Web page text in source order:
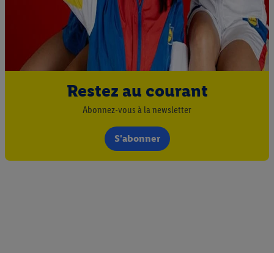
Restez au courant
Abonnez-vous à la newsletter
S'abonner
attribués et dont dispose Criteo S.A.
Sous réserve de votre accord, les publicités liées au reciblage,
c’est-à-dire des publicités pour des produits pour lesquels vous
avez montré de l’intérêt (par exemple en plaçant le produit dans
un panier d’un webshop mais sans procéder à l’achat) peuvent
services de Lidl si plusieurs terminaux ou plusieurs services de
Lidl peuvent vous être attribués en utilisant votre adresse e-
mail hachée et, le cas échéant, d’autres identifiants/identifiants
Sous « Personnaliser », vous pouvez autoriser des finalités